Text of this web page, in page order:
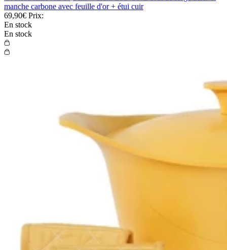
manche carbone avec feuille d'or + étui cuir
69,90€ Prix:
En stock
En stock